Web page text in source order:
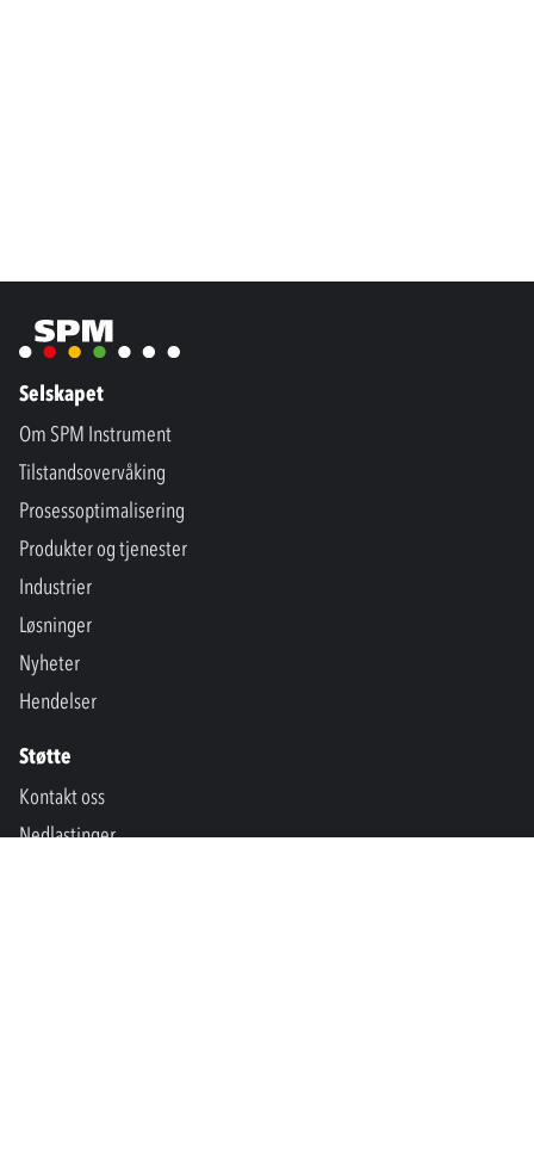
Selskapet
Om SPM Instrument
Tilstandsovervåking
Prosessoptimalisering
Produkter og tjenester
Industrier
Løsninger
Nyheter
Hendelser
Støtte
Kontakt oss
Nedlastinger